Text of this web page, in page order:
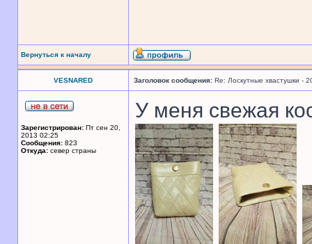
Вернуться к началу
VESNARED Заголовок сообщения: Re: Лоскутные хвастушки -
Зарегистрирован: Пт сен 20,
2013 02:25
Сообщения: 823
Откуда: север страны
У меня свежая